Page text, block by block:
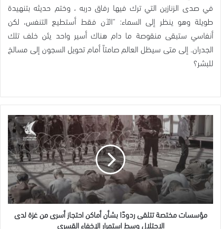
في صدى الزنازين التي ترك فيها رفاق دربه ، وختم حديثه بتنهيدة
طويلة وهو ينظر إلى السماء: “الآن فقط أستطيع التنفس، لكن
أنفاسي ستبقى منقوصة ما دام هناك أسير واحد يئن خلف تلك
الجدران. إلى متى سيظل العالم صامتاً أمام تحويل السجون إلى مسالخ
للبشر؟
مؤسسات
مختصة
تتلقى
ردودًا
بشأن
أماكن
احتجاز
أسرى
من
غزةمؤسسات مختصة تتلقى ردودًا بشأن أماكن احتجاز أسرى من غزة لدى
الاحتلال وسط استمرار الإخفاء القسري